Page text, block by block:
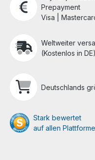
Prepayment
Visa |
Weltweiter
(Kostenlos in DE)
Deutschlands
Stark bewertet
auf allen